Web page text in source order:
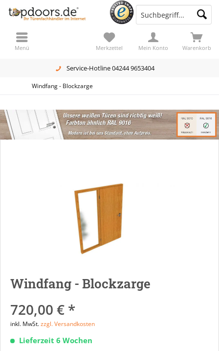
Service-Hotline 04244 9653404
Warenkorb
Merkzettel Mein Konto
Menü
Windfang - Blockzarge
Windfang - Blockzarge
720,00 € *
inkl. MwSt.zzgl. Versandkosten
Lieferzeit 6 Wochen